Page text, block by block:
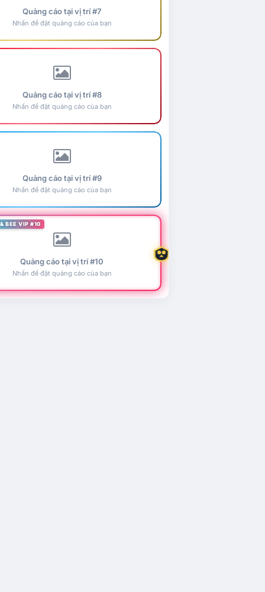
Quảng cáo tại vị trí #7
Nhấn để đặt quảng cáo của bạn
Quảng cáo tại vị trí #8
Nhấn để đặt quảng cáo của bạn
Quảng cáo tại vị trí #9
Nhấn để đặt quảng cáo của bạn
BEE VIP #10
Quảng cáo tại vị trí #10
Nhấn để đặt quảng cáo của bạn